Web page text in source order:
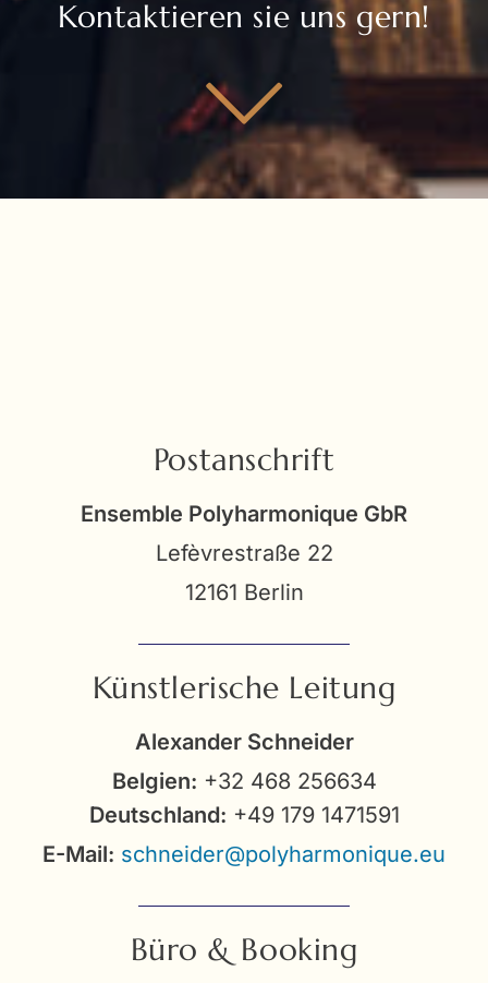
Kontaktieren sie uns gern!
Postanschrift
Ensemble Polyharmonique GbR
Lefèvrestraße 22
12161 Berlin
Künstlerische Leitung
Alexander Schneider
Belgien: +32 468 256634
Deutschland: +49 179 1471591
E-Mail: schneider@polyharmonique.eu
Büro & Booking